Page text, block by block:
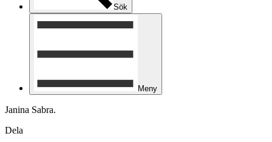
Sök
Meny
Janina Sabra.
Dela